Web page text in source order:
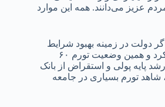
عزیز می‌دانند. همه این موارد
دولت در زمینه بهبود شرایط
اقتصادی هیچ اقدامی نمی‌کرد و همین وضعیت تورم ۶۰
پایه پولی و استقراض از بانک
شاهد تورم بسیاری در جامعه